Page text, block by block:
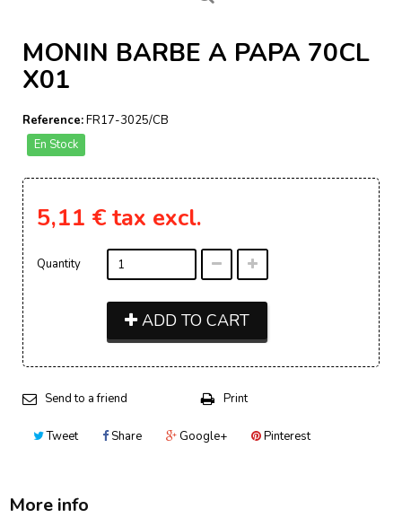
MONIN BARBE A PAPA 70CL
X01
Reference:FR17-3025/CB
En Stock
5,11 € tax excl.
Quantity
ADD TO CART
Send to a friend Print
Tweet Share Google+ Pinterest
More info